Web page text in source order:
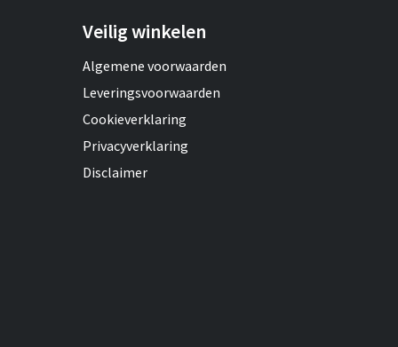
Veilig winkelen
Algemene voorwaarden
Leveringsvoorwaarden
Cookieverklaring
Privacyverklaring
Disclaimer